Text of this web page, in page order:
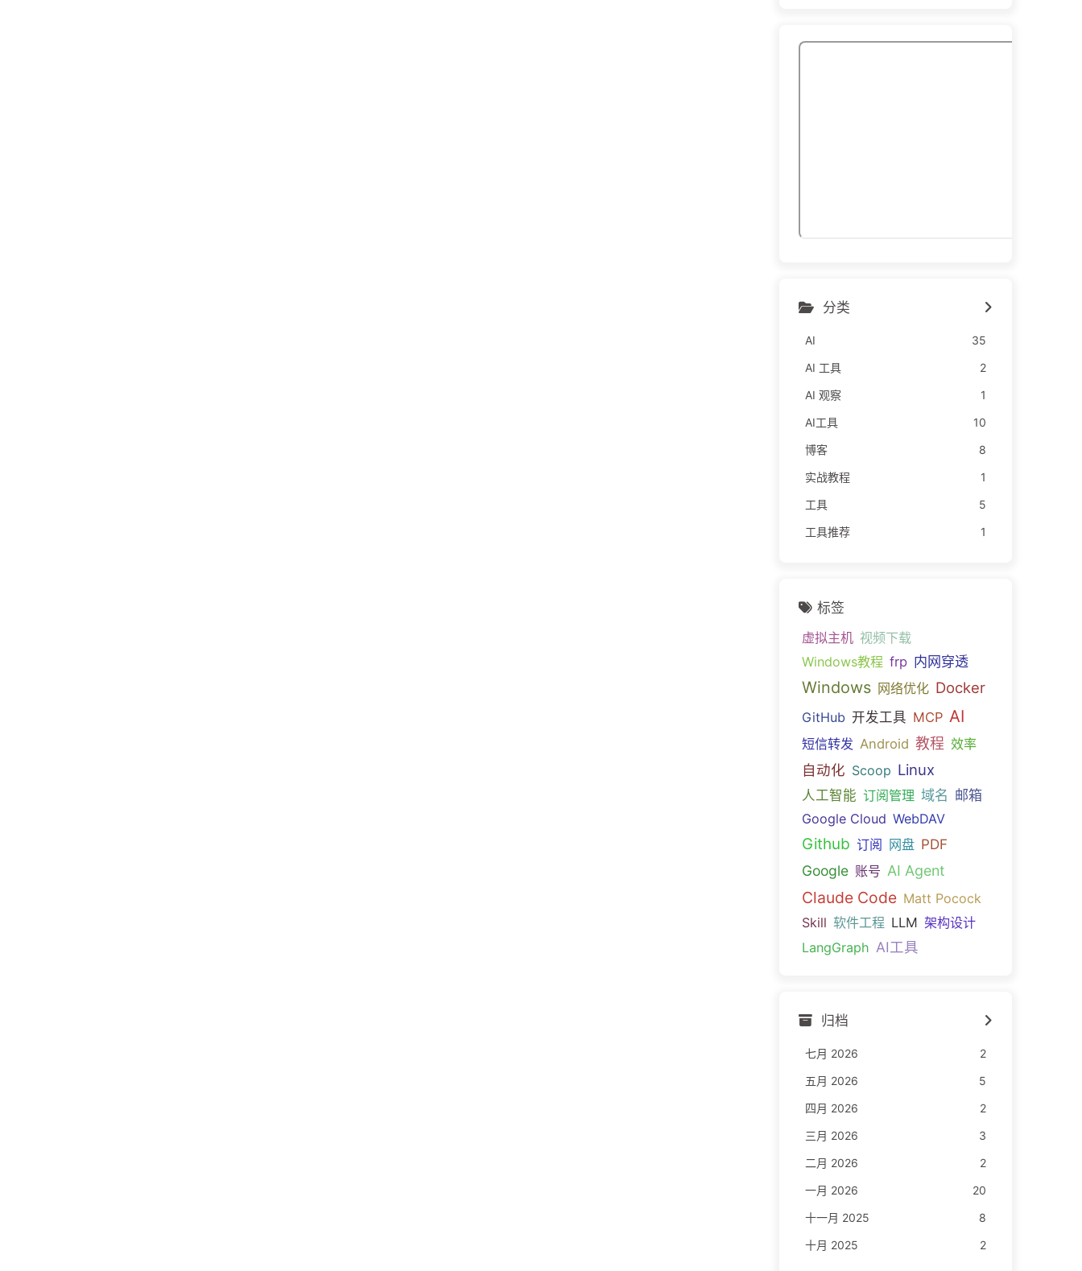
分类
AI
35
AI 工具
2
AI 观察
1
AI工具
10
博客
8
实战教程
1
工具
5
工具推荐
1
标签
虚拟主机 视频下载
Windows教程 frp 内网穿透
Windows 网络优化 Docker
GitHub 开发工具 MCP AI
短信转发 Android 教程 效率
自动化 Scoop Linux
人工智能 订阅管理 域名 邮箱
Google Cloud WebDAV
Github 订阅 网盘 PDF
Google 账号 AI Agent
Claude Code Matt Pocock
Skill 软件工程 LLM 架构设计
LangGraph AI工具
归档
七月 2026
2
五月 2026
5
四月 2026
2
三月 2026
3
二月 2026
2
一月 2026
20
十一月 2025
8
十月 2025
2